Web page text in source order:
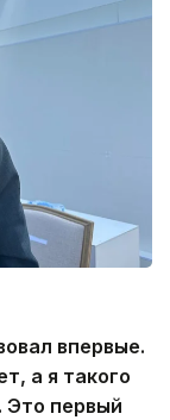
впервые.
а я такого
Это первый